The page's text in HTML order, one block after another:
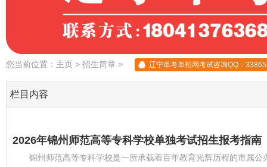
您当前位置： 主页 > 招生简章 > 辽宁单考单招网考试咨询QQ：
栏目内容
2026年锦州师范高等专科学校单独考试招生报考指南
锦州师范高等专科学校是一所承载着百年教育光辉历程的市属